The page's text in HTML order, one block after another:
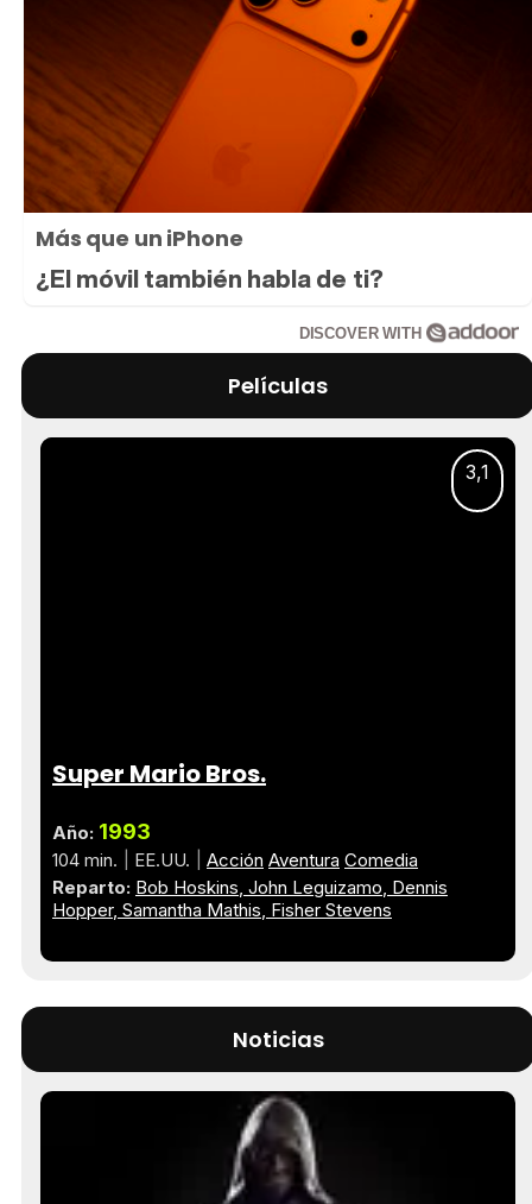
Más que un iPhone
¿El móvil también habla de ti?
DISCOVER WITH
Películas
3,1
Super Mario Bros.
Año: 1993
104 min. EE.UU. Acción Aventura Comedia
Reparto: Bob Hoskins John Leguizamo Dennis
Hopper Samantha Mathis Fisher Stevens
Noticias